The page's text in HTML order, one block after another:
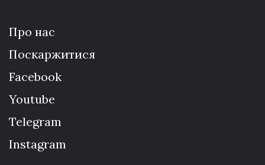
Про нас
Поскаржитися
Facebook
Youtube
Telegram
Instagram